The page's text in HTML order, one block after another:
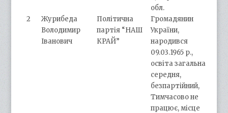
обл.
2
Журибеда
Володимир
Іванович
Політична
партія “НАШ
КРАЙ”
Громадянин
України,
народився
09.03.1965 р.,
освіта загальна
середня,
безпартійний,
Тимчасово не
працює, місце